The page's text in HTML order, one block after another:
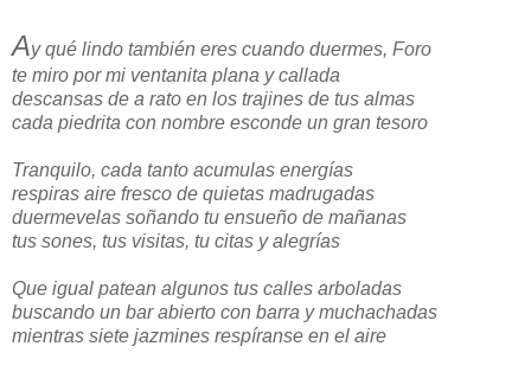
Ay qué lindo también eres cuando duermes, Foro
te miro por mi ventanita plana y callada
descansas de a rato en los trajines de tus almas
cada piedrita con nombre esconde un gran tesoro
Tranquilo, cada tanto acumulas energías
respiras aire fresco de quietas madrugadas
duermevelas soñando tu ensueño de mañanas
tus sones, tus visitas, tu citas y alegrías
Que igual patean algunos tus calles arboladas
buscando un bar abierto con barra y muchachadas
mientras siete jazmines respíranse en el aire